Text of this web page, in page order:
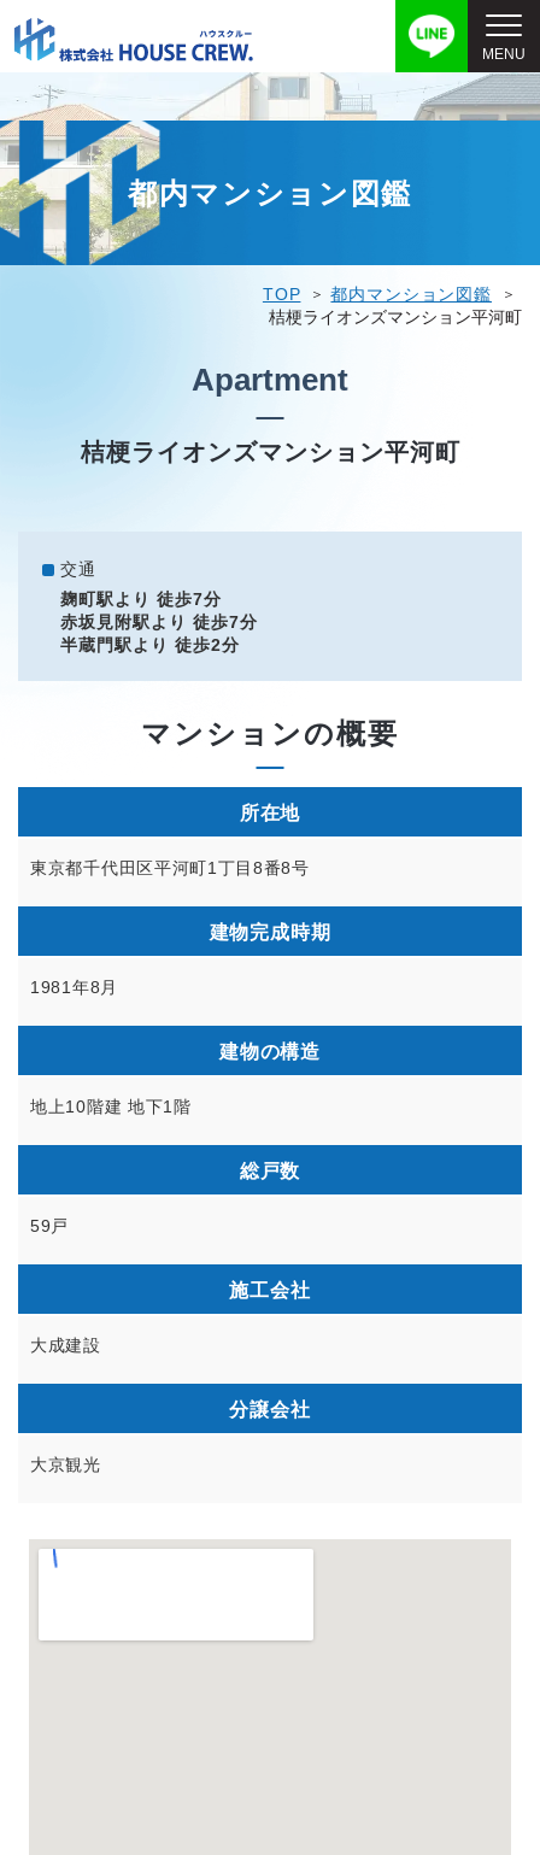
都内マンション図鑑
TOP
都内マンション図鑑
桔梗ライオンズマンション平河町
Apartment
桔梗ライオンズマンション平河町
交通
麹町駅より 徒歩7分
赤坂見附駅より 徒歩7分
半蔵門駅より 徒歩2分
マンションの概要
所在地
東京都千代田区平河町1丁目8番8号
建物完成時期
1981年8月
建物の構造
地上10階建 地下1階
総戸数
59戸
施工会社
大成建設
分譲会社
大京観光